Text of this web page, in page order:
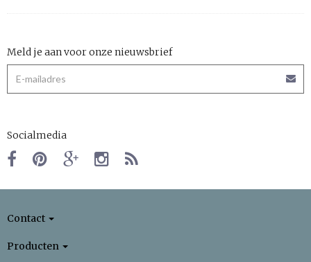
Meld je aan voor onze nieuwsbrief
Socialmedia
Contact
Producten